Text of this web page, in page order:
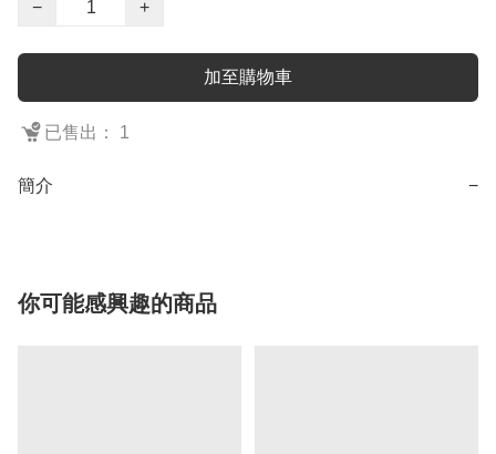
−
+
加至購物車
已售出： 1
簡介 −
你可能感興趣的商品